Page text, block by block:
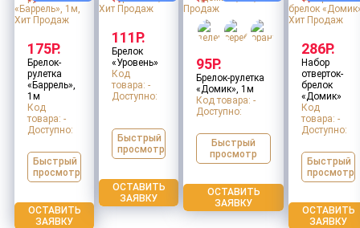
175Р.
Брелок-
рулетка
«Баррель»,
1м
Код
товара: -
Доступно:
Быстрый
просмотр
ОСТАВИТЬ
ЗАЯВКУ
111Р.
Брелок
«Уровень»
Код
товара: -
Доступно:
Быстрый
просмотр
ОСТАВИТЬ
ЗАЯВКУ
95Р.
Брелок-рулетка
«Домик», 1м
Код товара: -
Доступно:
Быстрый
просмотр
ОСТАВИТЬ
ЗАЯВКУ
286Р.
Набор
отверток-
брелок
«Домик»
Код
товара: -
Доступно:
Быстрый
просмотр
ОСТАВИТЬ
ЗАЯВКУ